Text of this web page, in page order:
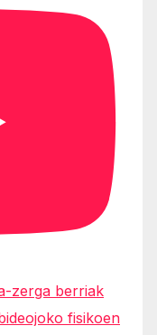
zerga berriak
fisikoen